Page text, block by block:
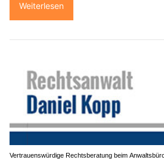
Weiterlesen
Vertrauenswürdige Rechtsberatung beim